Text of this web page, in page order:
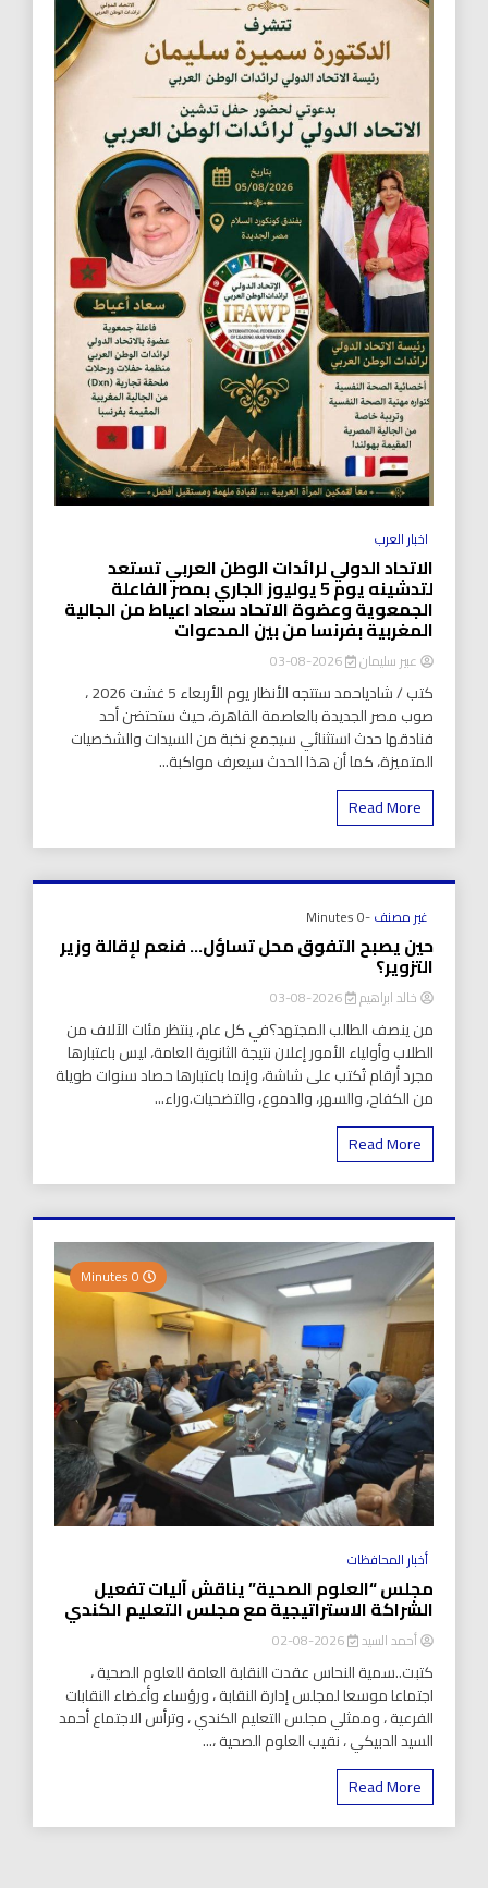
اخبار العرب
الاتحاد الدولي لرائدات الوطن العربي تستعد
لتدشينه يوم 5 يوليوز الجاري بمصر الفاعلة
الجمعوية وعضوة الاتحاد سعاد اعياط من الجالية
المغربية بفرنسا من بين المدعوات
عبير سليمان 2026-08-03
كتب / شادياحمد ستتجه الأنظار يوم الأربعاء 5 غشت 2026 ،
صوب مصر الجديدة بالعاصمة القاهرة، حيث ستحتضن أحد
فنادقها حدث استثنائي سيجمع نخبة من السيدات والشخصيات
المتميزة، كما أن هذا الحدث سيعرف مواكبة...
Read More
غير مصنف-0 Minutes
حين يصبح التفوق محل تساؤل… فنعم لإقالة وزير
التزوير؟
خالد ابراهيم 2026-08-03
من ينصف الطالب المجتهد؟في كل عام، ينتظر مئات الآلاف من
الطلاب وأولياء الأمور إعلان نتيجة الثانوية العامة، ليس باعتبارها
مجرد أرقام تُكتب على شاشة، وإنما باعتبارها حصاد سنوات طويلة
من الكفاح، والسهر، والدموع، والتضحيات.وراء...
Read More
أخبار المحافظات
مجلس “العلوم الصحية” يناقش آليات تفعيل
الشراكة الاستراتيجية مع مجلس التعليم الكندي
أحمد السيد 2026-08-02
كتبت..سمية النحاس عقدت النقابة العامة للعلوم الصحية ،
اجتماعا موسعا لمجلس إدارة النقابة ، ورؤساء وأعضاء النقابات
الفرعية ، وممثلي مجلس التعليم الكندي ، وترأس الاجتماع أحمد
السيد الدبيكي ، نقيب العلوم الصحية ،...
Read More